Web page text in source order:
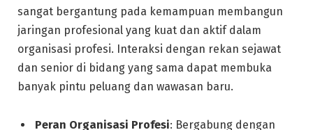
sangat bergantung pada kemampuan membangun
jaringan profesional yang kuat dan aktif dalam
organisasi profesi. Interaksi dengan rekan sejawat
dan senior di bidang yang sama dapat membuka
banyak pintu peluang dan wawasan baru.
Peran Organisasi Profesi: Bergabung dengan